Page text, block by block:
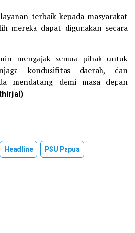
terbaik kepada masyarakat
mereka dapat digunakan secara
mengajak semua pihak untuk
kondusifitas daerah, dan
mendatang demi masa depan
Headline
PSU Papua